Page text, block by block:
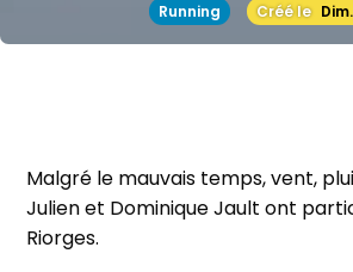
Running Créé le
Malgré le mauvais temps, vent,
Julien et Dominique Jault ont
Riorges.